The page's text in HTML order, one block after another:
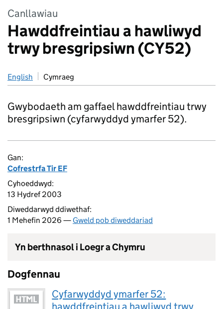
Canllawiau
Hawddfreintiau a hawliwyd
trwy bresgripsiwn (CY52)
English Cymraeg
Gwybodaeth am gaffael hawddfreintiau trwy
bresgripsiwn (cyfarwyddyd ymarfer 52).
Gan:
Cofrestrfa Tir EF
Cyhoeddwyd:
13 Hydref 2003
Diweddarwyd ddiwethaf:
1 Mehefin 2026 — Gweld pob diweddariad
Yn berthnasol i Loegr a Chymru
Dogfennau
Cyfarwyddyd ymarfer 52: